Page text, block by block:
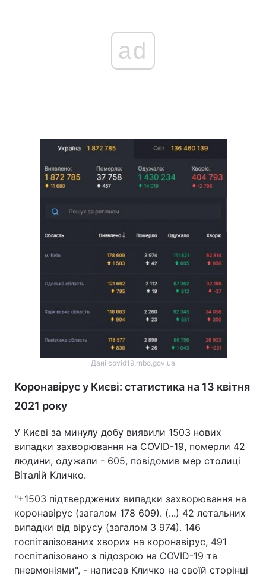
ad
Дані covid19.rnbo.gov.ua
Коронавірус у Києві: статистика на 13 квітня
2021 року
У Києві за минулу добу виявили 1503 нових
випадки захворювання на COVID-19, померли 42
людини, одужали - 605, повідомив мер столиці
Віталій Кличко.
"+1503 підтверджених випадки захворювання на
коронавірус (загалом 178 609). (...) 42 летальних
випадки від вірусу (загалом 3 974). 146
госпіталізованих хворих на коронавірус, 491
госпіталізовано з підозрою на COVID-19 та
пневмоніями", - написав Кличко на своїй сторінці